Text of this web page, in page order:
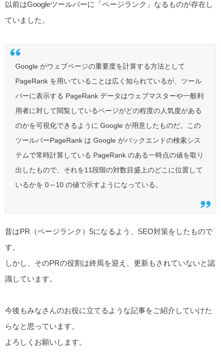
以前はGoogleツールバーに「ページランク」なるものが存在し
ていました。
Google がウェブページの重要度を計算する方法として
PageRank を用いていることは広く知られているが、ツール
バーに表示する PageRank データはウェブマスターや一般利
用者に対して閲覧しているページがどの程度の人気度がある
のかを可視化できるように Google が用意したものだ。この
ツールバーPageRank は Google がバックエンドの検索シス
テムで常時計算している PageRank のある一時点の値を取り
出したもので、それを11段階の対数目盛上のどこに位置して
いるかを 0～10 の値で示すようになっている。
昔はPR（ページランク）5になるよう、SEO対策をしたもので
す。
しかし、そのPRの役割は終焉を迎え、更新もされていないと認
識しています。
今後もみなさんのお役に立てるような記事をご紹介していけた
らなと思っています。
よろしくお願いします。